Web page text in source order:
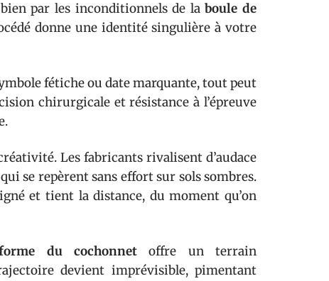
bien par les inconditionnels de laboule de
donne une identité singulière à votre
fétiche ou date marquante, tout peut
chirurgicale et résistance à l’épreuve
Les fabricants rivalisent d’audace
se repèrent sans effort sur sols sombres.
et tient la distance, du moment qu’on
du cochonnet offre un terrain
devient imprévisible, pimentant